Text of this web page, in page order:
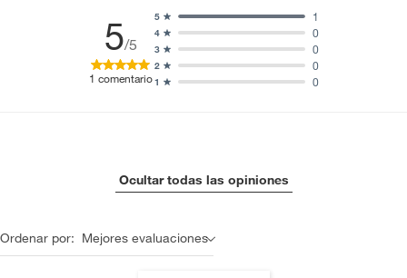
5/5
1 comentario1 0
2 0
3 0
4 0
5 1
Ocultar todas las opiniones
Ordenar por: Mejores evaluaciones